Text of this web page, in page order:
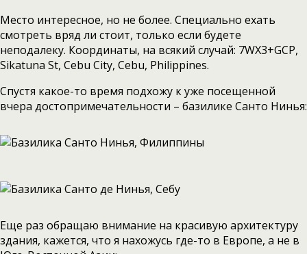
Место интересное, но не более. Специально ехать
смотреть вряд ли стоит, только если будете
неподалеку. Координаты, на всякий случай: 7WX3+GCP,
Sikatuna St, Cebu City, Cebu, Philippines.
Спустя какое-то время подхожу к уже посещенной
вчера достопримечательности – базилике Санто Нинья:
Еще раз обращаю внимание на красивую архитектуру
здания, кажется, что я нахожусь где-то в Европе, а не в